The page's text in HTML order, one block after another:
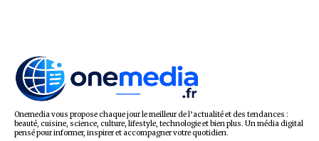
Onemedia vous propose chaque jour le meilleur de l’actualité et des tendances :
beauté, cuisine, science, culture, lifestyle, technologie et bien plus. Un média digital
pensé pour informer, inspirer et accompagner votre quotidien.